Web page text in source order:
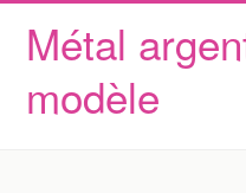
Métal
modèle
Skip to content
Accueil
Conditions d’utilisation